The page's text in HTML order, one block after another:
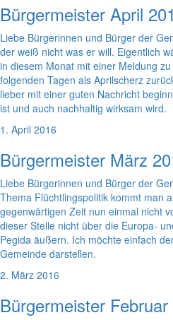
Bürgermeister April
Liebe Bürgerinnen und Bürger der
der weiß nicht was er will. Eigentlich
in diesem Monat mit einer Meldung
folgenden Tagen als Aprilscherz
lieber mit einer guten Nachricht
ist und auch nachhaltig wirksam wird.
1. April 2016
Bürgermeister März
Liebe Bürgerinnen und Bürger der
Thema Flüchtlingspolitik kommt man
gegenwärtigen Zeit nun einmal nicht
dieser Stelle nicht über die Europa-
Pegida äußern. Ich möchte einfach
Gemeinde darstellen.
2. März 2016
Bürgermeister